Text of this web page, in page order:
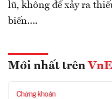
lũ, không để xảy ra
biến….
Mới nhất trên
Chứng khoán